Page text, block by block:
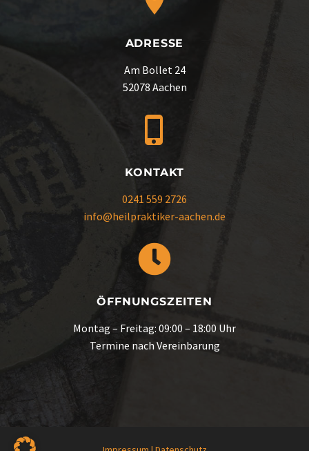
ADRESSE
Am Bollet 24
52078 Aachen
KONTAKT
0241 559 2726
info@heilpraktiker-aachen.de
ÖFFNUNGSZEITEN
Montag – Freitag: 09:00 – 18:00 Uhr
Termine nach Vereinbarung